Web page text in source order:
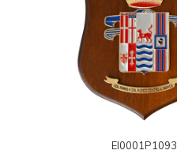
EI0001P1093